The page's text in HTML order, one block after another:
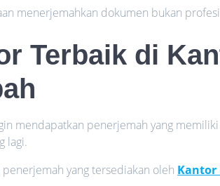
menerjemahkan dokumen bukan
Terbaik di
mendapatkan penerjemah yang
lagi.
penerjemah yang tersediakan oleh Kantor